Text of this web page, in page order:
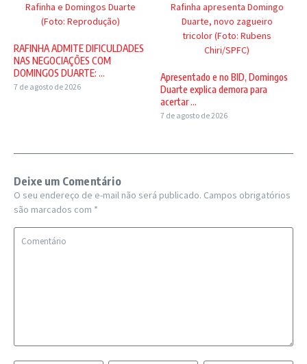
Rafinha e Domingos Duarte
(Foto: Reprodução)
RAFINHA ADMITE DIFICULDADES
NAS NEGOCIAÇÕES COM
DOMINGOS DUARTE: ...
7 de agosto de 2026
Rafinha apresenta Domingo
Duarte, novo zagueiro
tricolor (Foto: Rubens
Chiri/SPFC)
Apresentado e no BID, Domingos
Duarte explica demora para
acertar ...
7 de agosto de 2026
Deixe um Comentário
O seu endereço de e-mail não será publicado. Campos obrigatórios
são marcados com *